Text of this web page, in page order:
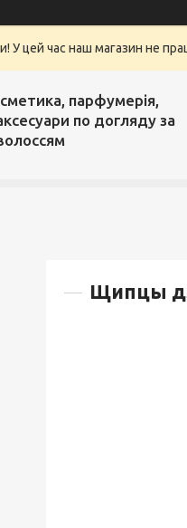
У цей час наш магазин не
парфумерія,
по догляду за
Щипцы